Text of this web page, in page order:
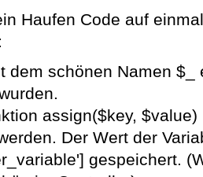
Haufen Code auf
dem schönen Namen
assign($key, $value)
Der Wert der
gespeichert.